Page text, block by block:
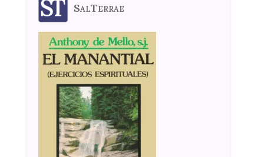
SalTerrae